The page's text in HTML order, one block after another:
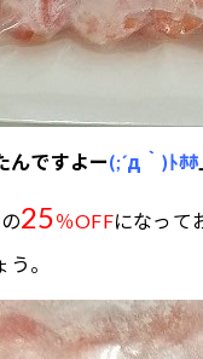
んですよー(;´д｀)ﾄﾎﾎ
25％OFFになって
。